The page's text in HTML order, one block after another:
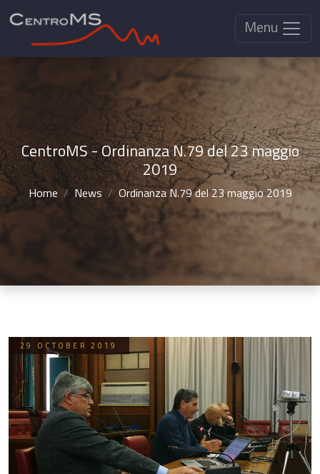
Menu
CentroMS - Ordinanza N.79 del 23 maggio
2019
Home News Ordinanza N.79 del 23 maggio 2019
29 OCTOBER 2019